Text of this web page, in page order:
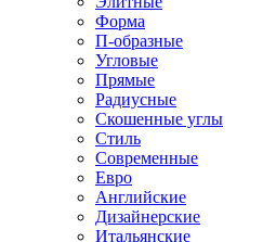
Форма
П-образные
Угловые
Прямые
Радиусные
Скошенные углы
Стиль
Современные
Евро
Английские
Дизайнерские
Итальянские